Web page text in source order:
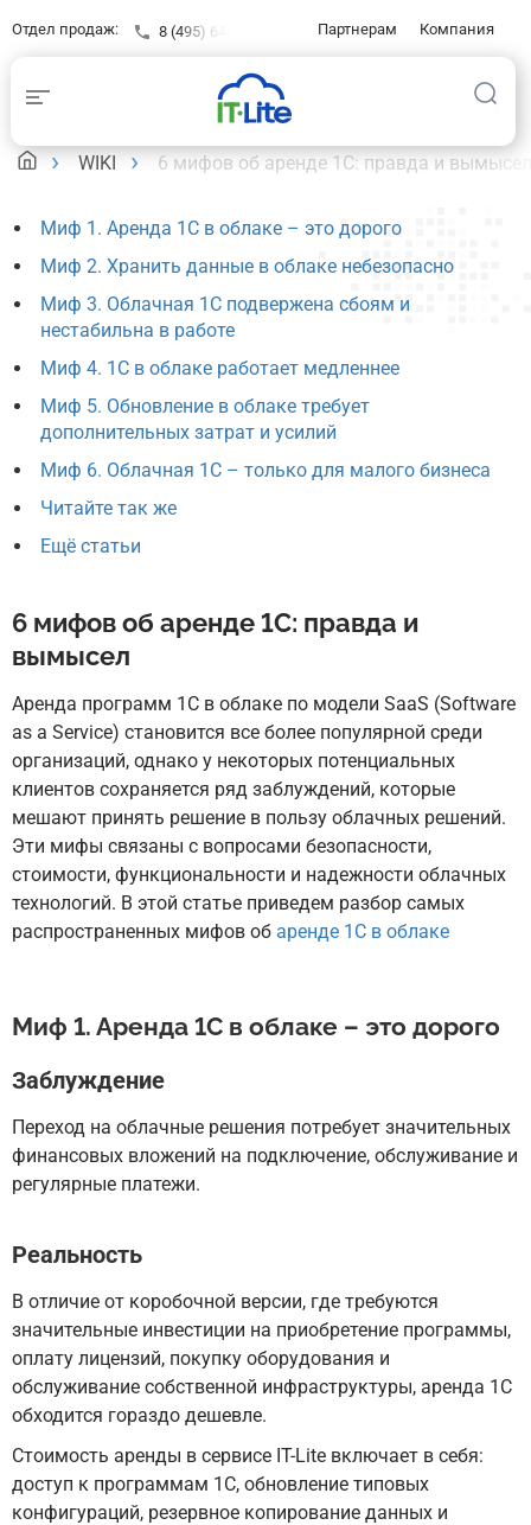
Отдел продаж: 8 (495) 646-23-16 Партнерам
Компания
WIKI 6 мифов об аренде 1С: правда и вымысел
Миф 1. Аренда 1С в облаке – это дорого
Миф 2. Хранить данные в облаке небезопасно
Миф 3. Облачная 1С подвержена сбоям и
нестабильна в работе
Миф 4. 1С в облаке работает медленнее
Миф 5. Обновление в облаке требует
дополнительных затрат и усилий
Миф 6. Облачная 1С – только для малого бизнеса
Читайте так же
Ещё статьи
6 мифов об аренде 1С: правда и
вымысел
Аренда программ 1С в облаке по модели SaaS (Software
as a Service) становится все более популярной среди
организаций, однако у некоторых потенциальных
клиентов сохраняется ряд заблуждений, которые
мешают принять решение в пользу облачных решений.
Эти мифы связаны с вопросами безопасности,
стоимости, функциональности и надежности облачных
технологий. В этой статье приведем разбор самых
распространенных мифов об аренде 1С в облаке
Миф 1. Аренда 1С в облаке – это дорого
Заблуждение
Переход на облачные решения потребует значительных
финансовых вложений на подключение, обслуживание и
регулярные платежи.
Реальность
В отличие от коробочной версии, где требуются
значительные инвестиции на приобретение программы,
оплату лицензий, покупку оборудования и
обслуживание собственной инфраструктуры, аренда 1С
обходится гораздо дешевле.
Стоимость аренды в сервисе IT-Lite включает в себя:
доступ к программам 1С, обновление типовых
конфигураций, резервное копирование данных и